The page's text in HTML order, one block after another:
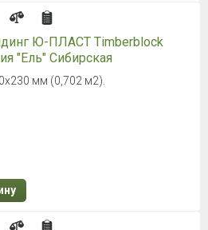
Ю-ПЛАСТ Timberblock
"Ель" Сибирская
мм (0,702 м2).